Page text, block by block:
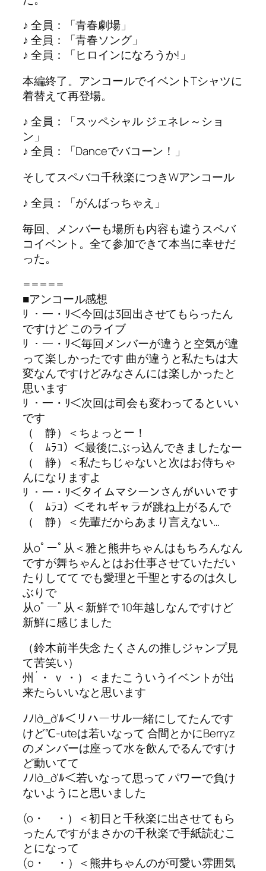
♪ 全員：「青春劇場」
♪ 全員：「青春ソング」
♪ 全員：「ヒロインになろうか!」
本編終了。アンコールでイベントTシャツに
着替えて再登場。
♪ 全員：「スッペシャル ジェネレ～ショ
ン」
♪ 全員：「Danceでバコーン！」
そしてスペバコ千秋楽につきWアンコール
♪ 全員：「がんばっちゃえ」
毎回、メンバーも場所も内容も違うスペバ
コイベント。全て参加できて本当に幸せだ
った。
=====
■アンコール感想
ﾘ ・一・ﾘ＜今回は3回出させてもらったん
ですけど このライブ
ﾘ ・一・ﾘ＜毎回メンバーが違うと空気が違
って楽しかったです 曲が違うと私たちは大
変なんですけどみなさんには楽しかったと
思います
ﾘ ・一・ﾘ＜次回は司会も変わってるといい
です
（ 静）＜ちょっとー！
（ ﾑﾗｺ）＜最後にぶっ込んできましたなー
（ 静）＜私たちじゃないと次はお侍ちゃ
んになりますよ
ﾘ ・一・ﾘ＜タイムマシーンさんがいいです
（ ﾑﾗｺ）＜それギャラが跳ね上がるんで
（ 静）＜先輩だからあまり言えない…
从oﾟーﾟ从＜雅と熊井ちゃんはもちろんなん
ですが舞ちゃんとはお仕事させていただい
たりしてて でも愛理と千聖とするのは久し
ぶりで
从oﾟーﾟ从＜新鮮で 10年越しなんですけど
新鮮に感じました
（鈴木前半失念 たくさんの推しジャンプ見
て苦笑い）
州´・ ｖ ・）＜またこういうイベントが出
来たらいいなと思います
ﾉﾉl∂_∂’ﾙ＜リハーサル一緒にしてたんです
けど℃-uteは若いなって 合間とかにBerryz
のメンバーは座って水を飲んでるんですけ
ど動いてて
ﾉﾉl∂_∂’ﾙ＜若いなって思って パワーで負け
ないようにと思いました
(o・ ・）＜初日と千秋楽に出させてもら
ったんですがまさかの千秋楽で手紙読むこ
とになって
(o・ ・）＜熊井ちゃんのが可愛い雰囲気